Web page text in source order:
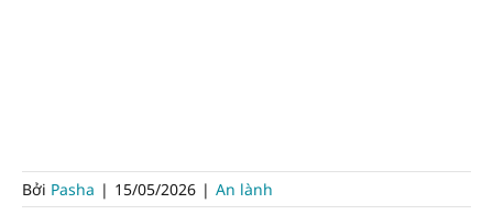
Bởi Pasha | 15/05/2026 | An lành